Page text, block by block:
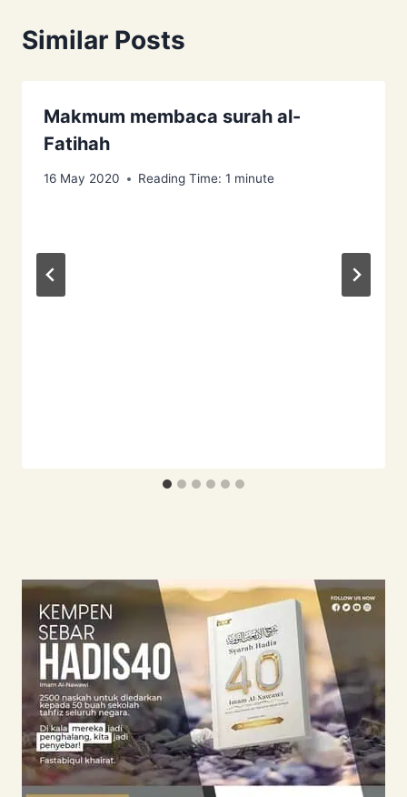
Similar Posts
Makmum membaca surah al-
Fatihah
16 May 2020 Reading Time: 1 minute